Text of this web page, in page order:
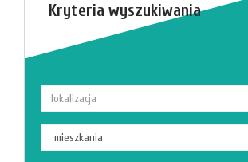
Kryteria wyszukiwania